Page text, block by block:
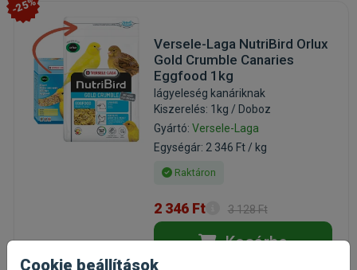
-25%
Versele-Laga NutriBird Orlux
Gold Crumble Canaries
Eggfood 1kg
lágyeleség kanáriknak
Kiszerelés: 1kg / Doboz
Gyártó: Versele-Laga
Egységár: 2 346 Ft / kg
Raktáron
2 346 Ft 3 128 Ft
Kosárba
Cookie beállítások